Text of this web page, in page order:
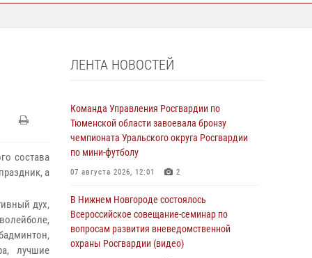
состава
а
дух,
лучшие
ЛЕНТА НОВОСТЕЙ
Команда Управления Росгвардии по
Тюменской области завоевала бронзу
чемпионата Уральского округа Росгвардии
по мини-футболу
07 августа 2026, 12:01 2
В Нижнем Новгороде состоялось
Всероссийское совещание-семинар по
вопросам развития вневедомственной
охраны Росгвардии (видео)